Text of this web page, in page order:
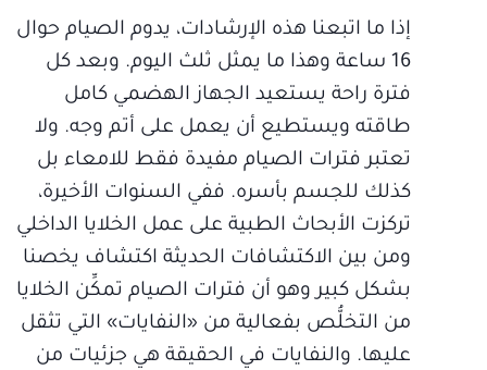
إذا ما اتبعنا هذه الإرشادات، يدوم الصيام حوال
16 ساعة وهذا ما يمثل ثلث اليوم. وبعد كل
فترة راحة يستعيد الجهاز الهضمي كامل
طاقته ويستطيع أن يعمل على أتم وجه. ولا
تعتبر فترات الصيام مفيدة فقط للامعاء بل
كذلك للجسم بأسره. ففي السنوات الأخيرة،
تركزت الأبحاث الطبية على عمل الخلايا الداخلي
ومن بين الاكتشافات الحديثة اكتشاف يخصنا
بشكل كبير وهو أن فترات الصيام تمكِّن الخلايا
من التخلُّص بفعالية من «النفايات» التي تثقل
عليها. والنفايات في الحقيقة هي جزئيات من